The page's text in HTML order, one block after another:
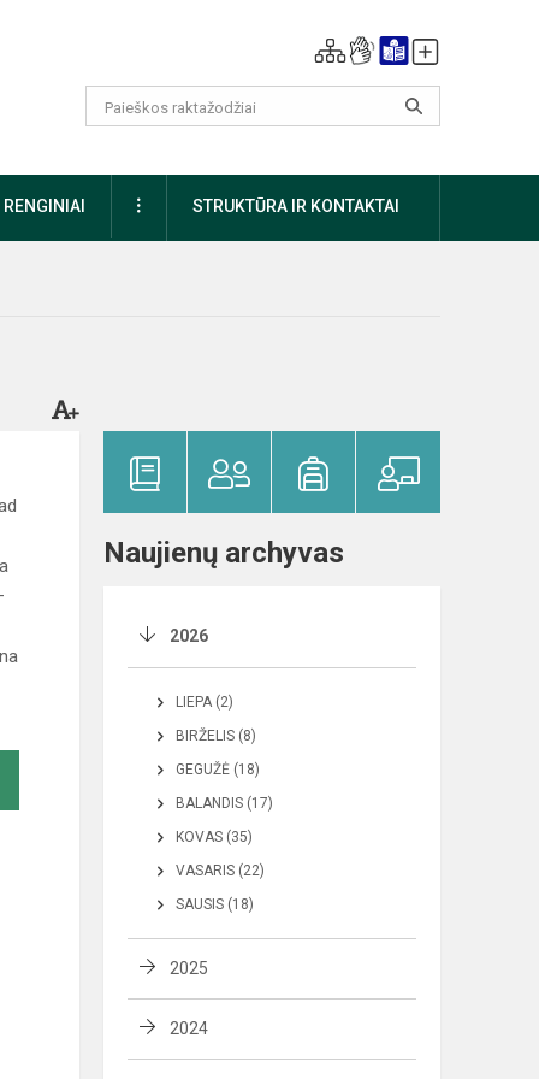
RENGINIAI DAUGIAUSTRUKTŪRA IR KONTAKTAI
Naujienų archyvas
2026
LIEPA (2)
BIRŽELIS (8)
GEGUŽĖ (18)
BALANDIS (17)
KOVAS (35)
VASARIS (22)
SAUSIS (18)
2025
2024